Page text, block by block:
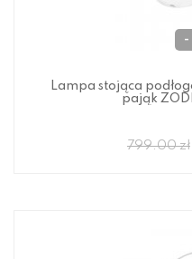
-
Lampa stojąca
pająk
799.00 zł